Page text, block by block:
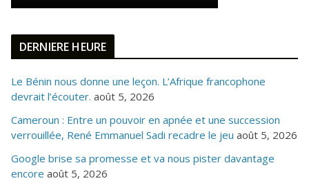
DERNIERE HEURE
Le Bénin nous donne une leçon. L’Afrique francophone
devrait l’écouter. août 5, 2026
Cameroun : Entre un pouvoir en apnée et une succession
verrouillée, René Emmanuel Sadi recadre le jeu août 5, 2026
Google brise sa promesse et va nous pister davantage
encore août 5, 2026